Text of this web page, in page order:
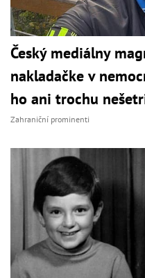
Český mediálny
nakladačke v
ho ani trochu
Zahraniční prominenti